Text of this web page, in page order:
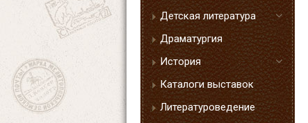
Детская литература
Драматургия
История
Каталоги выставок
Литературоведение